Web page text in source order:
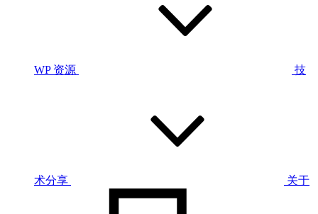
WP 资源 技
术分享 关于